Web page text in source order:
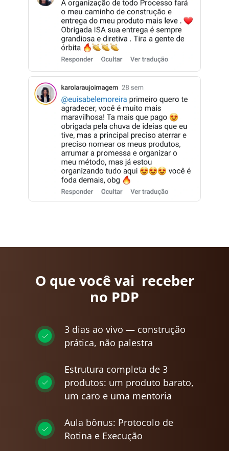
O que você vai receber
no PDP
3 dias ao vivo — construção
prática, não palestra
Estrutura completa de 3
produtos: um produto barato,
um caro e uma mentoria
Aula bônus: Protocolo de
Rotina e Execução